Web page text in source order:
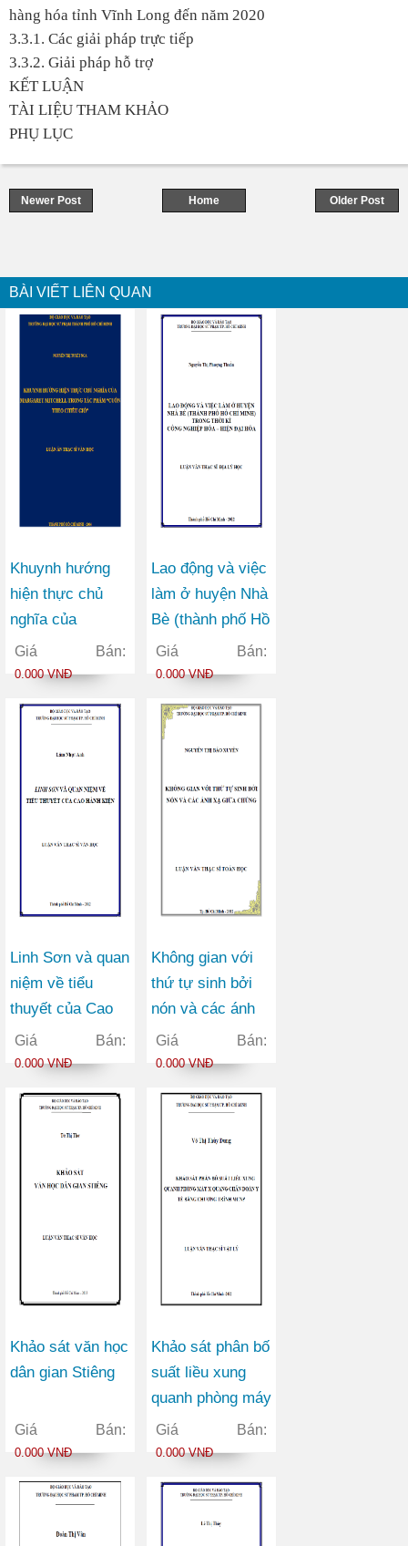
hàng hóa tỉnh Vĩnh Long đến năm 2020
3.3.1. Các giải pháp trực tiếp
3.3.2. Giải pháp hỗ trợ
KẾT LUẬN
TÀI LIỆU THAM KHẢO
PHỤ LỤC
Newer Post Older Post
Home
BÀI VIẾT LIÊN QUAN
Khuynh hướng
hiện thực chủ
nghĩa của
Margaret Mitchell
trong tác phẩm
Giá Bán:
0.000 VNĐ
Lao động và việc
làm ở huyện Nhà
Bè (thành phố Hồ
Chí Minh) trong
thời kì công
đại hóa
Giá Bán:
0.000 VNĐ
Linh Sơn và quan
niệm về tiểu
thuyết của Cao
Hành Kiện
Giá Bán:
0.000 VNĐ
Không gian với
thứ tự sinh bởi
nón và các ánh
xạ giữa chúng
Giá Bán:
0.000 VNĐ
Khảo sát văn học
dân gian Stiêng
Giá Bán:
0.000 VNĐ
Khảo sát phân bố
suất liều xung
quanh phòng máy
X quang chẩn
đoán y tế bằng
MCNP
Giá Bán:
0.000 VNĐ